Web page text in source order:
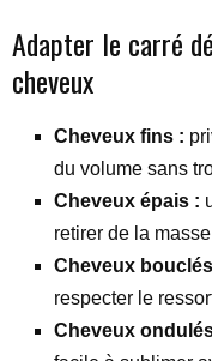
Adapter le carré
cheveux
Cheveux fins :
du volume sans
Cheveux épais :
retirer de la
Cheveux
respecter le
Cheveux